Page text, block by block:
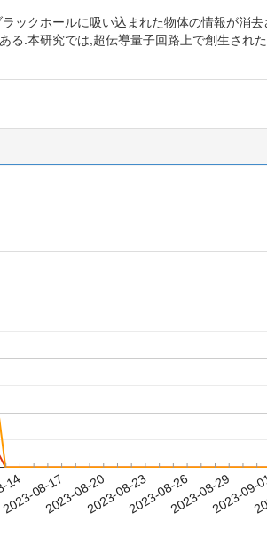
ックホールに吸い込まれた物体の情報が消
.本研究では,超伝導量子回路上で創生され
14
2023-08-172023-08-202023-08-232023-08-262023-08-29
2023-